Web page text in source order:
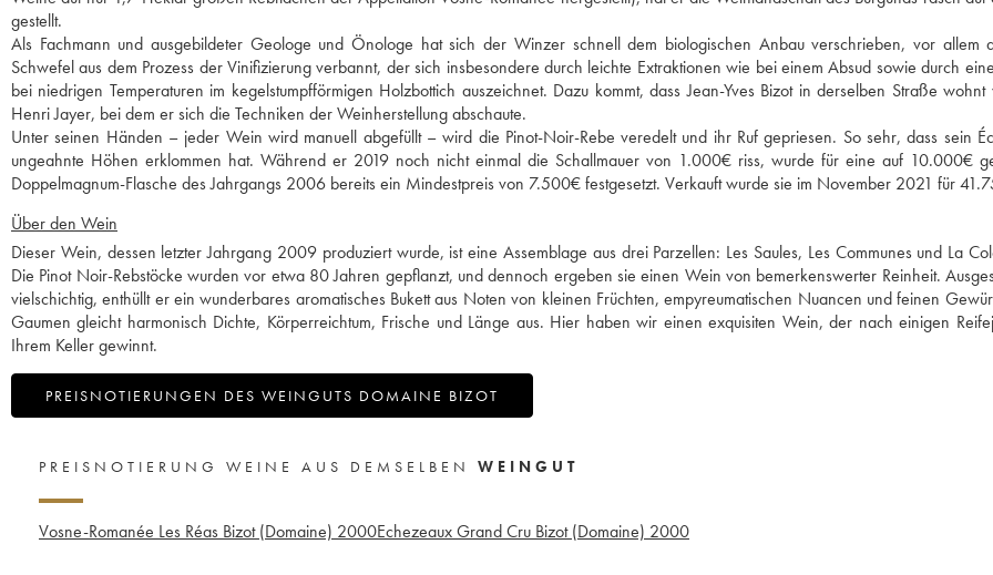
gestellt.
Als Fachmann und ausgebildeter Geologe und Önologe hat sich der Winzer schnell dem biologischen Anbau verschrieben, vor allem
Schwefel aus dem Prozess der Vinifizierung verbannt, der sich insbesondere durch leichte Extraktionen wie bei einem Absud sowie durch
bei niedrigen Temperaturen im kegelstumpfförmigen Holzbottich auszeichnet. Dazu kommt, dass Jean-Yves Bizot in derselben Straße wohnt
Henri Jayer, bei dem er sich die Techniken der Weinherstellung abschaute.
Unter seinen Händen – jeder Wein wird manuell abgefüllt – wird die Pinot-Noir-Rebe veredelt und ihr Ruf gepriesen. So sehr, dass sein
ungeahnte Höhen erklommen hat. Während er 2019 noch nicht einmal die Schallmauer von 1.000€ riss, wurde für eine auf 10.000€
Doppelmagnum-Flasche des Jahrgangs 2006 bereits ein Mindestpreis von 7.500€ festgesetzt. Verkauft wurde sie im November 2021 für
Über den Wein
Dieser Wein, dessen letzter Jahrgang 2009 produziert wurde, ist eine Assemblage aus drei Parzellen: Les Saules, Les Communes und La
Die Pinot Noir-Rebstöcke wurden vor etwa 80 Jahren gepflanzt, und dennoch ergeben sie einen Wein von bemerkenswerter Reinheit.
vielschichtig, enthüllt er ein wunderbares aromatisches Bukett aus Noten von kleinen Früchten, empyreumatischen Nuancen und feinen
Gaumen gleicht harmonisch Dichte, Körperreichtum, Frische und Länge aus. Hier haben wir einen exquisiten Wein, der nach einigen
Ihrem Keller gewinnt.
PREISNOTIERUNGEN DES WEINGUTS DOMAINE BIZOT
PREISNOTIERUNG WEINE AUS DEMSELBEN WEINGUT
Vosne-Romanée Les Réas Bizot (Domaine) 2000Echezeaux Grand Cru Bizot (Domaine) 2000